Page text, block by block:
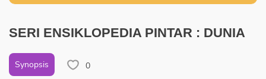
SERI ENSIKLOPEDIA PINTAR : DUNIA
Synopsis 0